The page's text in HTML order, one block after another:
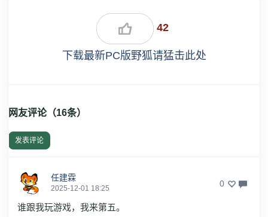
42
下载最新PC版野狐请猛击此处
网友评论（16条）
发表评论
任建霖
2025-12-01 18:25 0
谁跟我玩游戏，我来第五。